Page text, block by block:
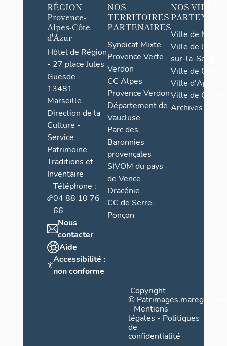
RÉGION
Provence-
Alpes-Côte
d'Azur
Hôtel de Région
- 27 place Jules
Guesde -
13481
Marseille
Direction de la
Culture -
Service
Patrimoine
Traditions et
Inventaire
Téléphone :
04 88 10 76
66
Nous
contacter
Aide
Accessibilité :
non conforme
NOS
TERRITOIRES
PARTENAIRES
Syndicat Mixte
Provence Verte
Verdon
CC Alpes
Provence Verdon
Département de
Vaucluse
Parc des
Baronnies
provençales
SIVOM du pays
de Vence
Dracénie
CC de Serre-
Ponçon
NOS VILLES
Ville de Nice
Ville de l'Isle-
sur-la-Sorgue
Ville de Grasse
Ville d'Apt
Ville de
Archives
Copyright
©
- Mentions
légales - Politiques
de
confidentialité